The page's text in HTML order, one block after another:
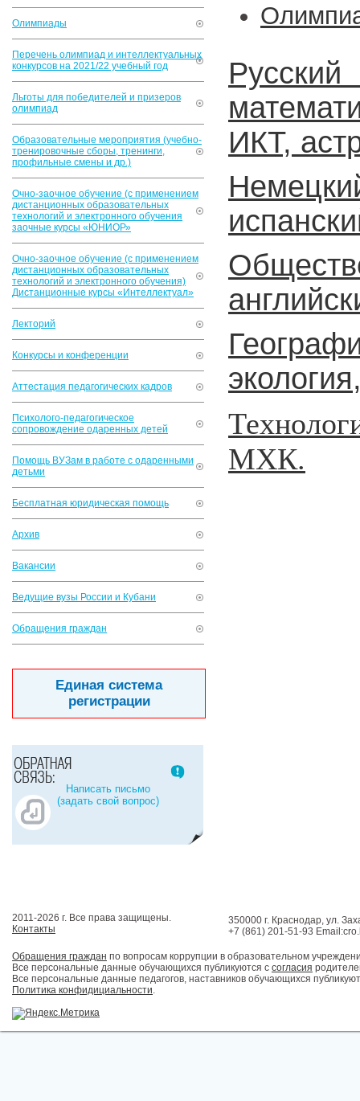
Олимпиады
Перечень олимпиад и интеллектуальных
конкурсов на 2021/22 учебный год
Льготы для победителей и призеров
олимпиад
Образовательные мероприятия (учебно-
тренировочные сборы, тренинги,
профильные смены и др.)
Очно-заочное обучение (с применением
дистанционных образовательных
технологий и электронного обучения
заочные курсы «ЮНИОР»
Очно-заочное обучение (с применением
дистанционных образовательных
технологий и электронного обучения)
Дистанционные курсы «Интеллектуал»
Лекторий
Конкурсы и конференции
Аттестация педагогических кадров
Психолого-педагогическое
сопровождение одаренных детей
Помощь ВУЗам в работе с одаренными
детьми
Бесплатная юридическая помощь
Архив
Вакансии
Ведущие вузы России и Кубани
Обращения граждан
Единая система
регистрации
Написать письмо
(задать свой вопрос)
ИКТ,
МХК.
2011-2026 г. Все права защищены.
Контакты
350000 г. Краснодар, ул.
+7 (861) 201-51-93
Обращения граждан по вопросам коррупции в образовательном
Все персональные данные обучающихся публикуются с согласия
Все персональные данные педагогов, наставников обучающихся
Политика конфидициальности.